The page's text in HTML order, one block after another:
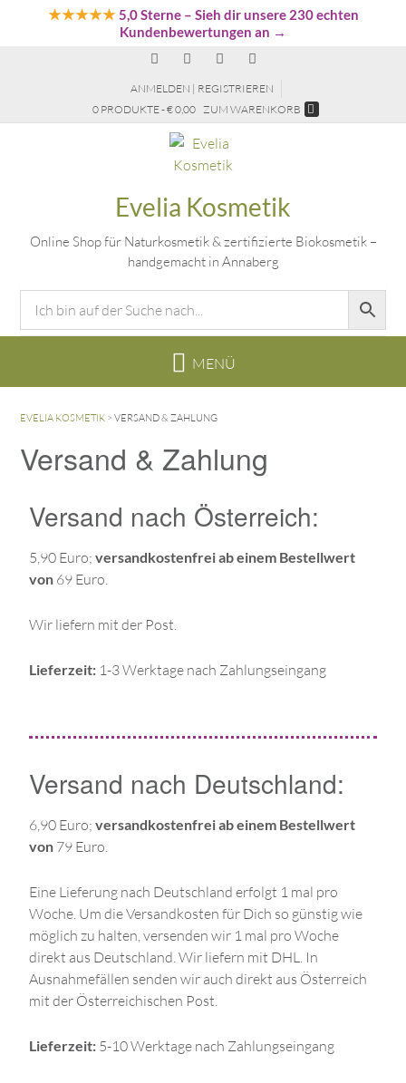
★★★★★5,0 Sterne– Sieh dir unsere 230 echten
Kundenbewertungen an →
ANMELDEN | REGISTRIEREN
0 PRODUKTE - € 0,00 ZUM WARENKORB
Evelia Kosmetik
Online Shop für Naturkosmetik & zertifizierte Biokosmetik –
handgemacht in Annaberg
EVELIA KOSMETIK > VERSAND & ZAHLUNG
Versand & Zahlung
Versand nach Österreich:
5,90 Euro; versandkostenfrei ab einem Bestellwert
von 69 Euro.
Wir liefern mit der Post.
Lieferzeit: 1-3 Werktage nach Zahlungseingang
Versand nach Deutschland:
6,90 Euro; versandkostenfrei ab einem Bestellwert
von 79 Euro.
Eine Lieferung nach Deutschland erfolgt 1 mal pro
Woche. Um die Versandkosten für Dich so günstig wie
möglich zu halten, versenden wir 1 mal pro Woche
direkt aus Deutschland. Wir liefern mit DHL. In
Ausnahmefällen senden wir auch direkt aus Österreich
mit der Österreichischen Post.
Lieferzeit: 5-10 Werktage nach Zahlungseingang